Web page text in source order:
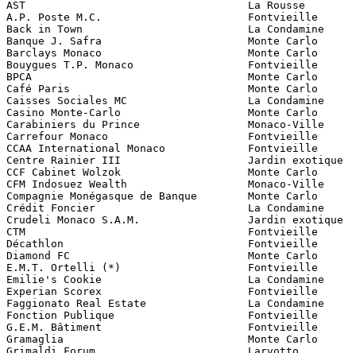
AST                                   La Rousse
A.P. Poste M.C.                       Fontvieille
Back in Town                          La Condamine
Banque J. Safra                       Monte Carlo
Barclays Monaco                       Monte Carlo
Bouygues T.P. Monaco                  Fontvieille
BPCA                                  Monte Carlo
Café Paris                            Monte Carlo
Caisses Sociales MC                   La Condamine
Casino Monte-Carlo                    Monte Carlo
Carabiniers du Prince                 Monaco-Ville
Carrefour Monaco                      Fontvieille
CCAA International Monaco             Fontvieille
Centre Rainier III                    Jardin exotique
CCF Cabinet Wolzok                    Monte Carlo
CFM Indosuez Wealth                   Monaco-Ville
Compagnie Monégasque de Banque        Monte Carlo
Crédit Foncier                        La Condamine
Crudeli Monaco S.A.M.                 Jardin exotique
CTM                                   Fontvieille
Décathlon                             Fontvieille
Diamond FC                            Monte Carlo
E.M.T. Ortelli (*)                    Fontvieille
Emilie's Cookie                       La Condamine
Experian Scorex                       Fontvieille
Faggionato Real Estate                La Condamine
Fonction Publique                     Fontvieille
G.E.M. Bâtiment                       Fontvieille
Gramaglia                             Monte Carlo